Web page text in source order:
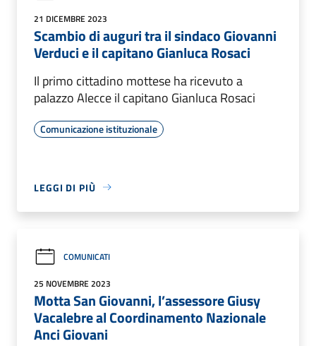
21 DICEMBRE 2023
Scambio di auguri tra il sindaco Giovanni
Verduci e il capitano Gianluca Rosaci
Il primo cittadino mottese ha ricevuto a
palazzo Alecce il capitano Gianluca Rosaci
Comunicazione istituzionale
LEGGI DI PIÙ
COMUNICATI
25 NOVEMBRE 2023
Motta San Giovanni, l’assessore Giusy
Vacalebre al Coordinamento Nazionale
Anci Giovani